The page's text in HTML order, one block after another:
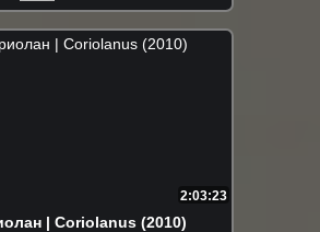
2:03:23
| Coriolanus (2010)